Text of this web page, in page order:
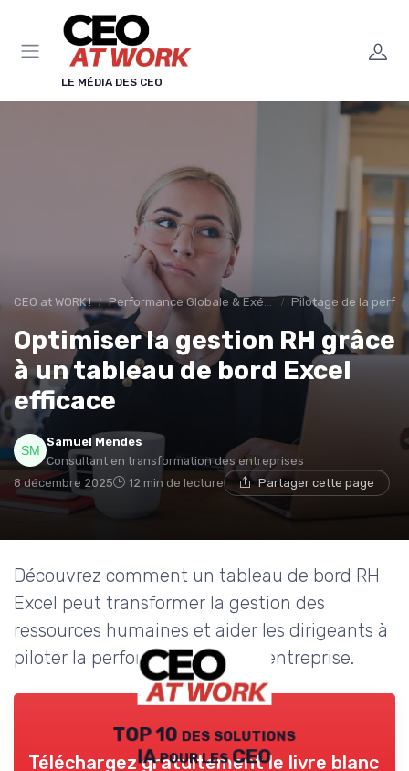
LE MÉDIA DES CEO
CEO at WORK ! Performance Globale & Exécution Pilotage de la
Optimiser la gestion RH grâce
à un tableau de bord Excel
efficace
Samuel Mendes
Consultant en transformation des entreprises
8 décembre 2025
12 min de lecture Partager cette page
Découvrez comment un tableau de bord RH
Excel peut transformer la gestion des
ressources humaines et aider les dirigeants à
piloter la performance de leur entreprise.
TOP 10 des solutions
IA pour les CEO
Téléchargez gratuitement le livre blanc
Panneau de gestion des cookies